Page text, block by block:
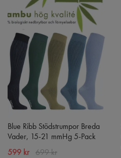
Blue Ribb Stödstrumpor Breda
Vader, 15-21 mmHg 5-Pack
599 kr 699 kr